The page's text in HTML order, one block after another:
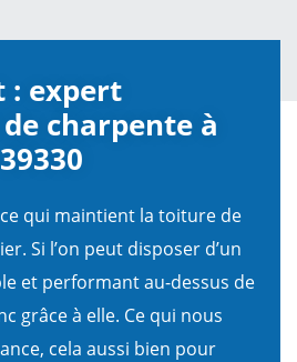
: expert
charpente à
ce qui maintient la toiture de
Si l’on peut disposer d’un
et performant au-dessus de
grâce à elle. Ce qui nous
cela aussi bien pour